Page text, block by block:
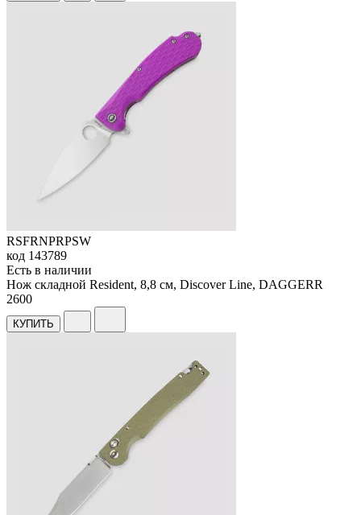
RSFRNPRPSW
код 143789
Есть в наличии
Нож складной Resident, 8,8 см, Discover Line, DAGGERR
2600
КУПИТЬ